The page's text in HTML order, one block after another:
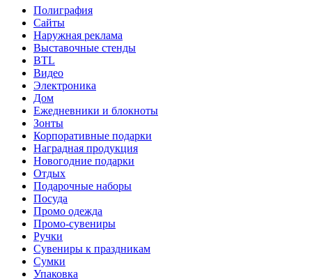
Полиграфия
Сайты
Наружная реклама
Выставочные стенды
BTL
Видео
Электроника
Дом
Ежедневники и блокноты
Зонты
Корпоративные подарки
Наградная продукция
Новогодние подарки
Отдых
Подарочные наборы
Посуда
Промо одежда
Промо-сувениры
Ручки
Сувениры к праздникам
Сумки
Упаковка